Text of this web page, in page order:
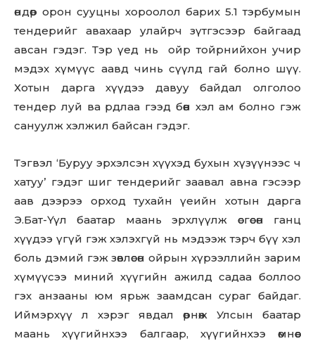
өндөр орон сууцны хороолол барих 5.1 тэрбумын
тендерийг авахаар улайрч зүтгэсээр байгаад
авсан гэдэг. Тэр үед нь ойр тойрнийхон учир
мэдэх хүмүүс аавд чинь сүүлд гай болно шүү.
Хотын дарга хүүдээ давуу байдал олголоо
тендер луй ва pдлаа гээд бөөн хэл ам болно гэж
сануулж хэлжил байсан гэдэг.
Тэгвэл ‘Буруу эрхэлсэн хүүхэд бухын хүзүүнээс ч
хатуу’ гэдэг шиг тендерийг заавал авна гэсээр
аав дээрээ орход тухайн үеийн хотын дарга
Э.Бат-Үүл баатар маань эрхлүүлж өсгөсөн ганц
хүүдээ үгүй гэж хэлэхгүй нь мэдээж тэрч бүү хэл
боль дэмий гэж зөвлөсөн ойрын хүрээллийн зарим
хүмүүсээ миний хүүгийн ажилд садаа боллоо
гэх анзааны юм ярьж заамдсан сураг байдаг.
Иймэрхүү л хэрэг явдал өрнөж Улсын баатар
маань хүүгийнхээ балгаар, хүүгийнхээ өмнөөс